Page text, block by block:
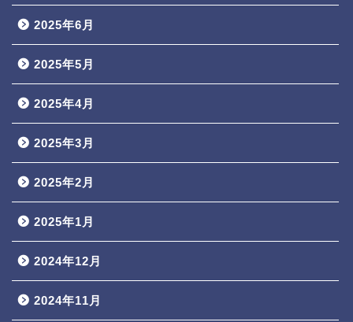
2025年6月
2025年5月
2025年4月
2025年3月
2025年2月
2025年1月
2024年12月
2024年11月